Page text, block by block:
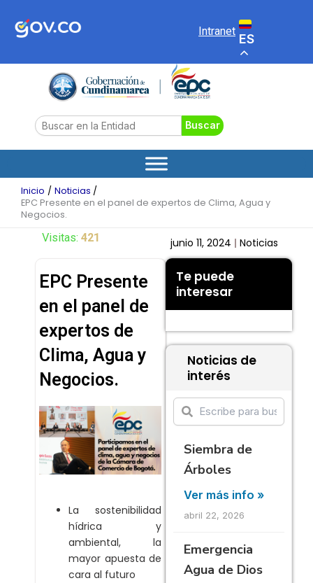
Intranet
ES
Search Buscar
Inicio
Noticias
EPC Presente en el panel de expertos de Clima, Agua y
Negocios.
Visitas: 421 junio 11, 2024 Noticias
EPC Presente
en el panel de
expertos de
Clima, Agua y
Negocios.
La sostenibilidad
hídrica y
ambiental, la
mayor apuesta de
cara al futuro
Te puede
interesar
Noticias de
interés
Siembra de
Árboles
Ver más info »
abril 22, 2026
Emergencia
Agua de Dios